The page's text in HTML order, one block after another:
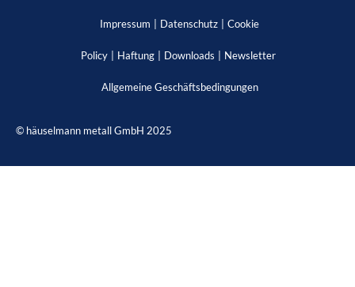
Impressum Datenschutz Cookie
Policy Haftung Downloads Newsletter
Allgemeine Geschäftsbedingungen
© häuselmann metall GmbH 2025